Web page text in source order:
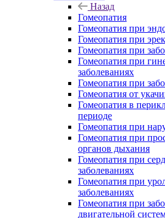
Назад
Гомеопатия
Гомеопатия при
Гомеопатия при
Гомеопатия при
Гомеопатия при
заболеваниях
Гомеопатия при
Гомеопатия от
Гомеопатия в
периоде
Гомеопатия при
Гомеопатия при
органов дыхания
Гомеопатия при
заболеваниях
Гомеопатия при
заболеваниях
Гомеопатия при
двигательной